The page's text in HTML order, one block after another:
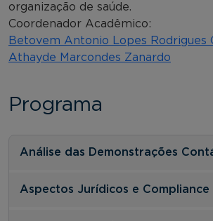
organização de saúde.
Coordenador Acadêmico:
Betovem Antonio Lopes Rodrigues
Athayde Marcondes Zanardo
Programa
Análise das Demonstrações
Aspectos Jurídicos e Compliance